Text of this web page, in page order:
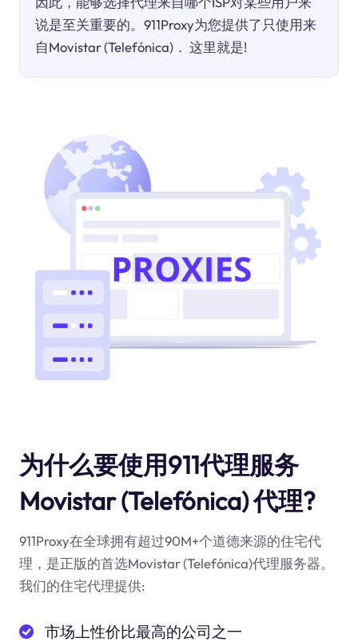
说是至关重要的。911Proxy为您提供了只使用来
自Movistar (Telefónica)． 这里就是!
为什么要使用911代理服务
Movistar (Telefónica) 代理?
911Proxy在全球拥有超过90M+个道德来源的住宅代
理，是正版的首选Movistar (Telefónica)代理服务器。
我们的住宅代理提供:
市场上性价比最高的公司之一